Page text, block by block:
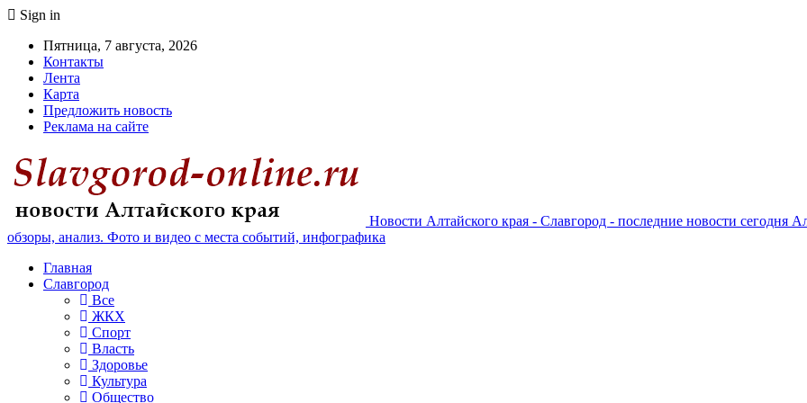
Sign in
Пятница, 7 августа, 2026
Контакты
Лента
Карта
Предложить новость
Реклама на сайте
Новости Алтайского края - Славгород - последние новости сегодня
обзоры, анализ. Фото и видео с места событий, инфографика
Главная
Славгород
Все
ЖКХ
Спорт
Власть
Здоровье
Культура
Общество